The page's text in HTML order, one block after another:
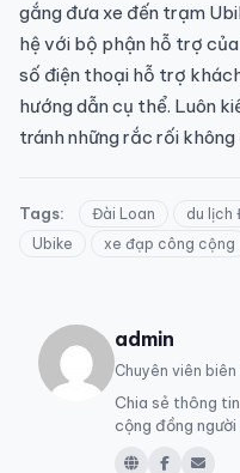
gắng đưa xe đến trạm
hệ với bộ phận hỗ trợ
số điện thoại hỗ trợ
hướng dẫn cụ thể. Luôn
tránh những rắc rối không
Tags: Đài Loan du lịch
Ubike
xe đạp công cộng
admin
Chuyên viên
Chia sẻ thông
cộng đồng